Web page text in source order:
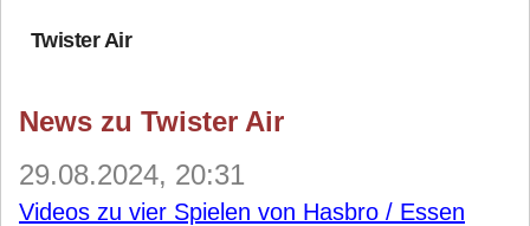
Twister Air
News zu Twister Air
29.08.2024, 20:31
Videos zu vier Spielen von Hasbro / Essen